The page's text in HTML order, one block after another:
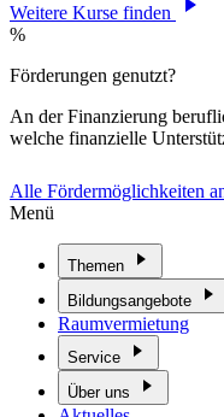
Weitere Kurse finden
%
Förderungen genutzt?
An der Finanzierung
welche finanzielle
Alle Fördermöglichkeiten
Menü
Themen
Bildungsangebote
Raumvermietung
Service
Über uns